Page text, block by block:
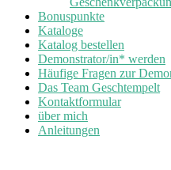
Bonuspunkte
Kataloge
Katalog bestellen
Demonstrator/in* werden
Häufige Fragen zur
Das Team Geschtempelt
Kontaktformular
über mich
Anleitungen